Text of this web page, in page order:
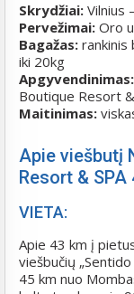
Skrydžiai: Vilnius
Pervežimai: Oro
Bagažas: rankinis
iki 20kg
Apgyvendinimas:
Boutique Resort
Maitinimas:
Apie viešbutį
Resort & SPA
VIETA:
Apie 43 km į
viešbučių
45 km nuo